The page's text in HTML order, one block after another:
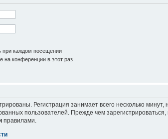
при каждом посещении
на конференции в этот раз
Регистрация занимает всего несколько
пользователей. Прежде чем
правилами.